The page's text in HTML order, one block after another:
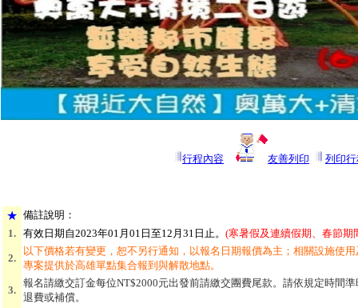
行程內容 友善列印 列印
★ 備註說明：
1.
有效日期自2023年01月01日至12月31日止。 (寒暑假及連續假期、春節期
2.
以下價格若有變更，恕不另行通知，以報名日期報價為主；相關設施使
專案提供於高雄單點集合報到與解散地點。
3.
報名請繳交訂金每位NT$2000元出發前請繳交團費尾款。請依規定時間
退費或補償。